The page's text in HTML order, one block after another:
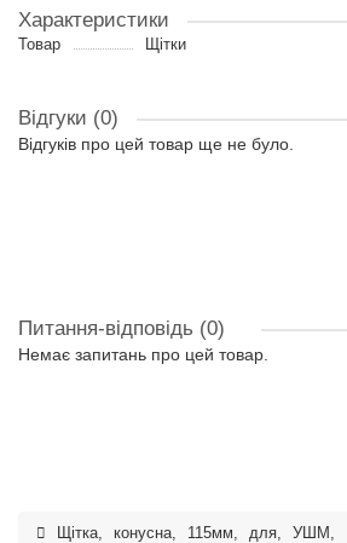
Характеристики
Товар Щітки
Відгуки (0)
Відгуків про цей товар ще не було.
Питання-відповідь (0)
Немає запитань про цей товар.
Щітка, конусна, 115мм, для, УШМ ,